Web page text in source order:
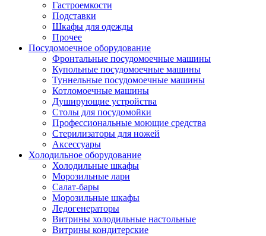
Гастроемкости
Подставки
Шкафы для одежды
Прочее
Посудомоечное оборудование
Фронтальные посудомоечные машины
Купольные посудомоечные машины
Туннельные посудомоечные машины
Котломоечные машины
Душирующие устройства
Столы для посудомойки
Профессиональные моющие средства
Стерилизаторы для ножей
Аксессуары
Холодильное оборудование
Холодильные шкафы
Морозильные лари
Салат-бары
Морозильные шкафы
Ледогенераторы
Витрины холодильные настольные
Витрины кондитерские